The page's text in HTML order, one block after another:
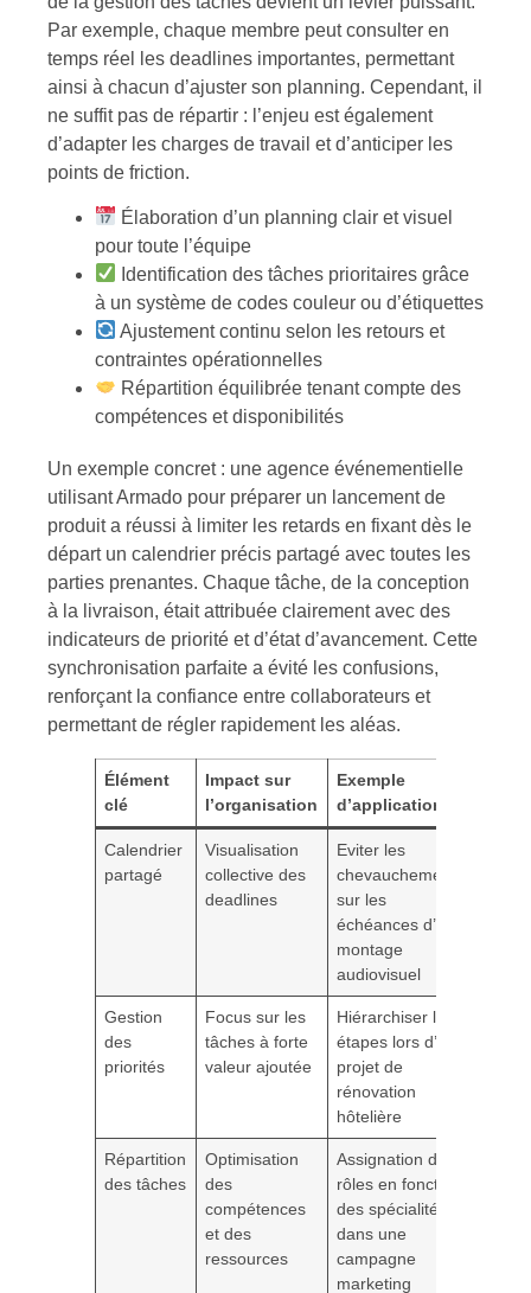
Par exemple, chaque membre peut consulter en
temps réel les deadlines importantes, permettant
ainsi à chacun d’ajuster son planning. Cependant, il
ne suffit pas de répartir : l’enjeu est également
d’adapter les charges de travail et d’anticiper les
points de friction.
Élaboration d’un planning clair et visuel
pour toute l’équipe
Identification des tâches prioritaires grâce
à un système de codes couleur ou d’étiquettes
Ajustement continu selon les retours et
contraintes opérationnelles
Répartition équilibrée tenant compte des
compétences et disponibilités
Un exemple concret : une agence événementielle
utilisant Armado pour préparer un lancement de
produit a réussi à limiter les retards en fixant dès le
départ un calendrier précis partagé avec toutes les
parties prenantes. Chaque tâche, de la conception
à la livraison, était attribuée clairement avec des
indicateurs de priorité et d’état d’avancement. Cette
synchronisation parfaite a évité les confusions,
renforçant la confiance entre collaborateurs et
permettant de régler rapidement les aléas.
Élément
clé
Impact sur
l’organisation
Exemple
d’application
Calendrier
partagé
Visualisation
collective des
deadlines
Eviter les
chevauchements
sur les
échéances d’un
montage
audiovisuel
Gestion
des
priorités
Focus sur les
tâches à forte
valeur ajoutée
Hiérarchiser les
étapes lors d’un
projet de
rénovation
hôtelière
Répartition
des tâches
Optimisation
des
compétences
et des
ressources
Assignation des
rôles en fonction
des spécialités
dans une
campagne
marketing